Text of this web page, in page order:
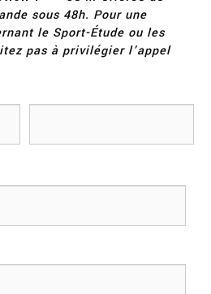
sous 48h. Pour une
le Sport-Étude ou les
pas à privilégier l’appel